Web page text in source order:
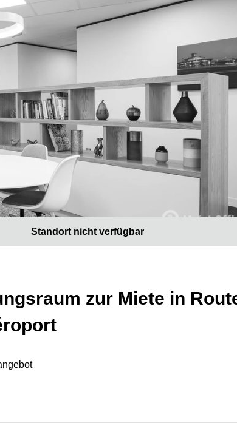
Standort nicht verfügbar
zur Miete in